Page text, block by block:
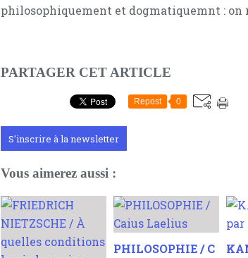
philosophiquement et dogmatiquemnt : on
PARTAGER CET ARTICLE
Repost 0
S'inscrire à la newsletter
Vous aimerez aussi :
PHILOSOPHIE / C